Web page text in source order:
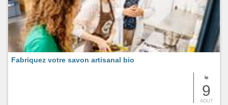
le
9
AOUT
Fabriquez votre savon artisanal bio